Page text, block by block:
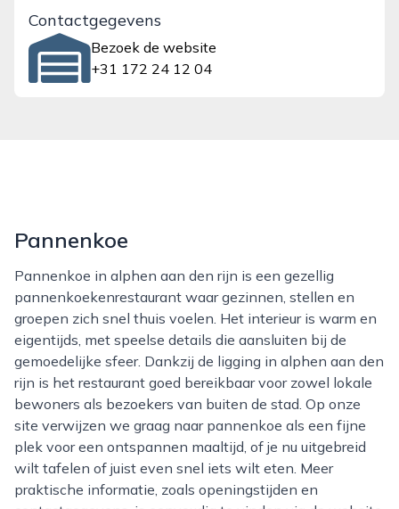
Contactgegevens
Bezoek de website
+31 172 24 12 04
Pannenkoe
Pannenkoe in alphen aan den rijn is een gezellig
pannenkoekenrestaurant waar gezinnen, stellen en
groepen zich snel thuis voelen. Het interieur is warm en
eigentijds, met speelse details die aansluiten bij de
gemoedelijke sfeer. Dankzij de ligging in alphen aan den
rijn is het restaurant goed bereikbaar voor zowel lokale
bewoners als bezoekers van buiten de stad. Op onze
site verwijzen we graag naar pannenkoe als een fijne
plek voor een ontspannen maaltijd, of je nu uitgebreid
wilt tafelen of juist even snel iets wilt eten. Meer
praktische informatie, zoals openingstijden en